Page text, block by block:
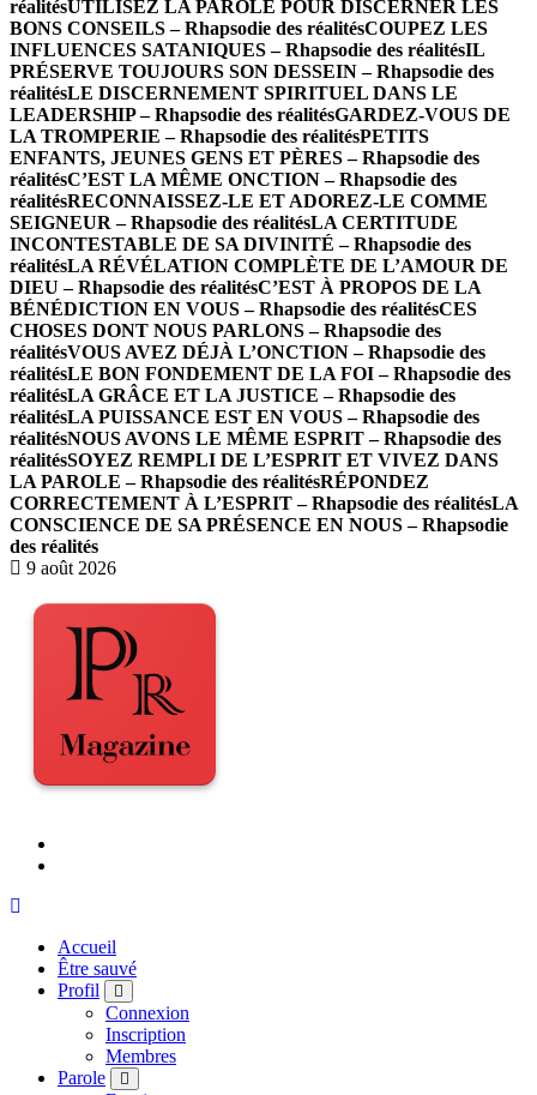
réalitésUTILISEZ LA PAROLE POUR DISCERNER LES
BONS CONSEILS – Rhapsodie des réalitésCOUPEZ LES
INFLUENCES SATANIQUES – Rhapsodie des réalitésIL
PRÉSERVE TOUJOURS SON DESSEIN – Rhapsodie des
réalitésLE DISCERNEMENT SPIRITUEL DANS LE
LEADERSHIP – Rhapsodie des réalitésGARDEZ-VOUS DE
LA TROMPERIE – Rhapsodie des réalitésPETITS
ENFANTS, JEUNES GENS ET PÈRES – Rhapsodie des
réalitésC’EST LA MÊME ONCTION – Rhapsodie des
réalitésRECONNAISSEZ-LE ET ADOREZ-LE COMME
SEIGNEUR – Rhapsodie des réalitésLA CERTITUDE
INCONTESTABLE DE SA DIVINITÉ – Rhapsodie des
réalitésLA RÉVÉLATION COMPLÈTE DE L’AMOUR DE
DIEU – Rhapsodie des réalitésC’EST À PROPOS DE LA
BÉNÉDICTION EN VOUS – Rhapsodie des réalitésCES
CHOSES DONT NOUS PARLONS – Rhapsodie des
réalitésVOUS AVEZ DÉJÀ L’ONCTION – Rhapsodie des
réalitésLE BON FONDEMENT DE LA FOI – Rhapsodie des
réalitésLA GRÂCE ET LA JUSTICE – Rhapsodie des
réalitésLA PUISSANCE EST EN VOUS – Rhapsodie des
réalitésNOUS AVONS LE MÊME ESPRIT – Rhapsodie des
réalitésSOYEZ REMPLI DE L’ESPRIT ET VIVEZ DANS
LA PAROLE – Rhapsodie des réalitésRÉPONDEZ
CORRECTEMENT À L’ESPRIT – Rhapsodie des réalitésLA
CONSCIENCE DE SA PRÉSENCE EN NOUS – Rhapsodie
des réalités
9 août 2026
Accueil
Être sauvé
Profil
Connexion
Inscription
Membres
Parole